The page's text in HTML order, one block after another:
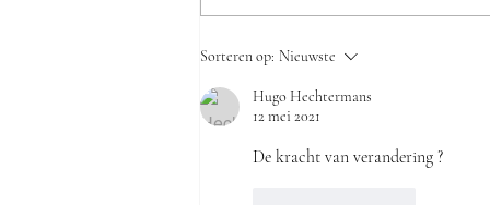
De keramische waarheid volgens
Katja Jamar: "Veel Truienaren
zijn verrast dat onze zaak bestaat"
Sorteren op: Nieuwste
Hugo Hechtermans
12 mei 2021
De kracht van verandering ?